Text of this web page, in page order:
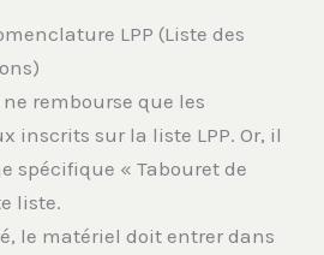
LPP (Liste des
rembourse que les
inscrits sur la liste LPP. Or, il
spécifique « Tabouret de
liste.
le matériel doit entrer dans